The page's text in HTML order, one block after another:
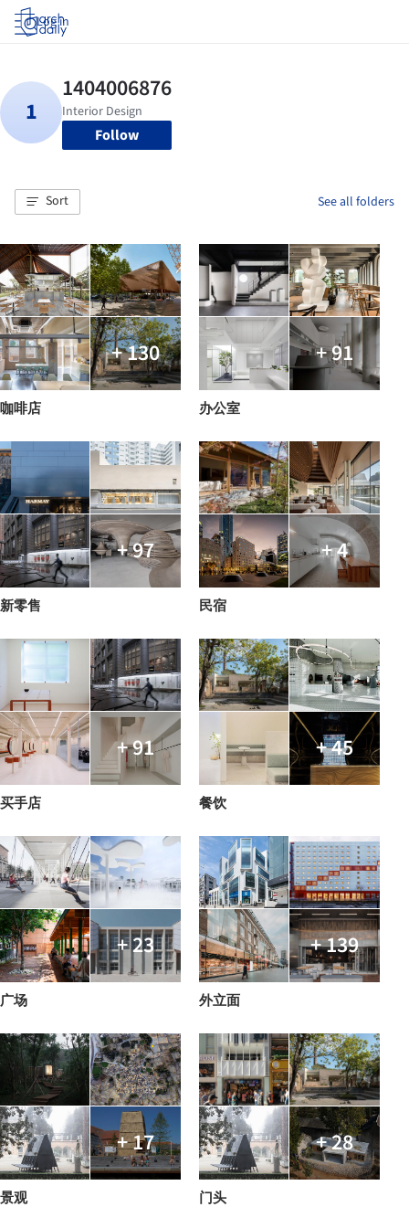
Log in
Follow
Sort See all folders
+ 130
咖啡店
+ 91
办公室
+ 97
新零售
+ 4
民宿
+ 91
买手店
+ 45
餐饮
+ 23
广场
+ 139
外立面
+ 17
景观
+ 28
门头